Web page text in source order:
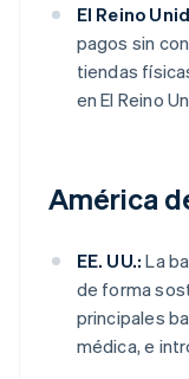
El Reino
pagos sin
tiendas
en El Reino
América
EE. UU.: La
de forma
principales
médica, e